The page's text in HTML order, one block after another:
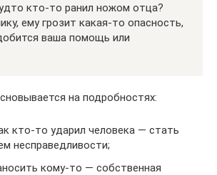
кто-то ранил ножом отца?
ему грозит какая-то опасность,
ваша помощь или
на подробностях:
кто-то ударил человека — стать
несправедливости;
кому-то — собственная